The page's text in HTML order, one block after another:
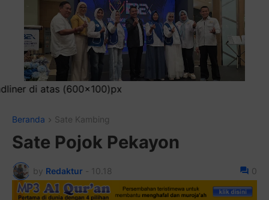
Beranda Sate Kambing
Sate Pojok Pekayon
by Redaktur - 10.18 0